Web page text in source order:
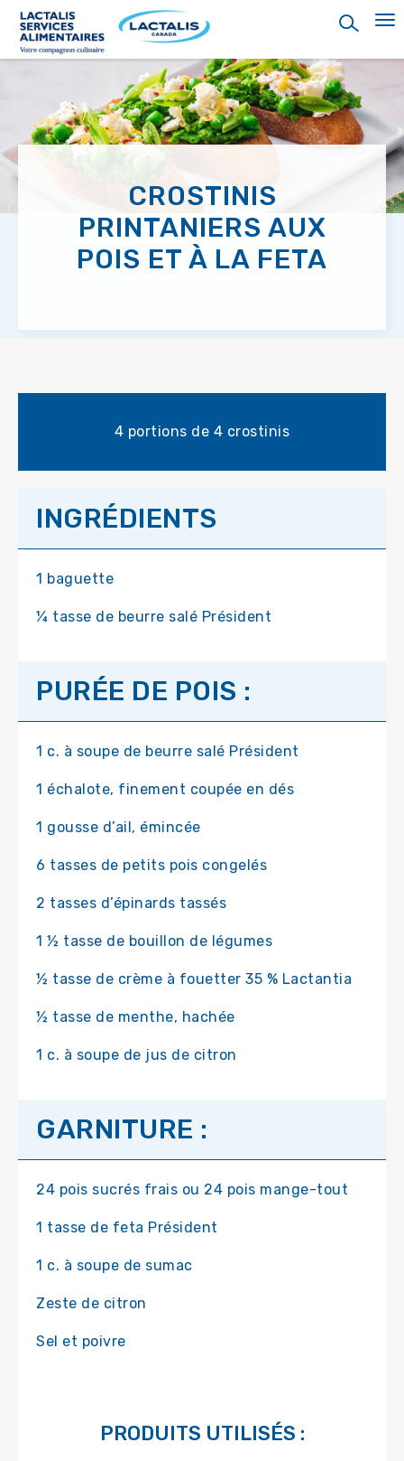
main
content
CROSTINIS
PRINTANIERS AUX
POIS ET À LA FETA
4 portions de 4 crostinis
INGRÉDIENTS
1 baguette
¼ tasse de beurre salé Président
PURÉE DE POIS :
1 c. à soupe de beurre salé Président
1 échalote, finement coupée en dés
1 gousse d’ail, émincée
6 tasses de petits pois congelés
2 tasses d’épinards tassés
1 ½ tasse de bouillon de légumes
½ tasse de crème à fouetter 35 % Lactantia
½ tasse de menthe, hachée
1 c. à soupe de jus de citron
GARNITURE :
24 pois sucrés frais ou 24 pois mange-tout
1 tasse de feta Président
1 c. à soupe de sumac
Zeste de citron
Sel et poivre
PRODUITS UTILISÉS :